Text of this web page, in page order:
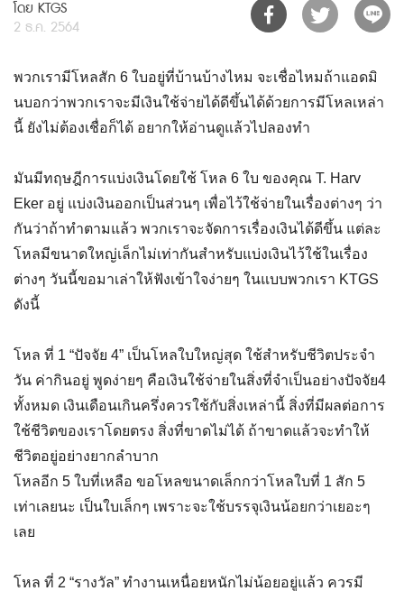
โดย KTGS
2 ธ.ค. 2564
พวกเรามีโหลสัก 6 ใบอยู่ที่บ้านบ้างไหม จะเชื่อไหมถ้าแอดมิ
นบอกว่าพวกเราจะมีเงินใช้จ่ายได้ดีขึ้นได้ด้วยการมีโหลเหล่า
นี้ ยังไม่ต้องเชื่อก็ได้ อยากให้อ่านดูแล้วไปลองทำ
มันมีทฤษฎีการแบ่งเงินโดยใช้ โหล 6 ใบ ของคุณ T. Harv
Eker อยู่ แบ่งเงินออกเป็นส่วนๆ เพื่อไว้ใช้จ่ายในเรื่องต่างๆ ว่า
กันว่าถ้าทำตามแล้ว พวกเราจะจัดการเรื่องเงินได้ดีขึ้น แต่ละ
โหลมีขนาดใหญ่เล็กไม่เท่ากันสำหรับแบ่งเงินไว้ใช้ในเรื่อง
ต่างๆ วันนี้ขอมาเล่าให้ฟังเข้าใจง่ายๆ ในแบบพวกเรา KTGS
ดังนี้
โหล ที่ 1 “ปัจจัย 4” เป็นโหลใบใหญ่สุด ใช้สำหรับชีวิตประจำ
วัน ค่ากินอยู่ พูดง่ายๆ คือเงินใช้จ่ายในสิ่งที่จำเป็นอย่างปัจจัย4
ทั้งหมด เงินเดือนเกินครึ่งควรใช้กับสิ่งเหล่านี้ สิ่งที่มีผลต่อการ
ใช้ชีวิตของเราโดยตรง สิ่งที่ขาดไม่ได้ ถ้าขาดแล้วจะทำให้
ชีวิตอยู่อย่างยากลำบาก
โหลอีก 5 ใบที่เหลือ ขอโหลขนาดเล็กกว่าโหลใบที่ 1 สัก 5
เท่าเลยนะ เป็นใบเล็กๆ เพราะจะใช้บรรจุเงินน้อยกว่าเยอะๆ
เลย
โหล ที่ 2 “รางวัล” ทำงานเหนื่อยหนักไม่น้อยอยู่แล้ว ควรมี